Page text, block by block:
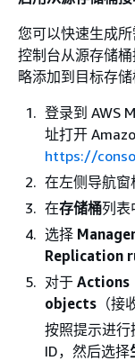
您可以快速生成
控制台从源存储
略添加到目标存储
登录到 AWS
址打开
https://
在左侧导航窗
在存储桶列表
选择
Replication
对于 Actions
objects （接
按照提示进行
ID，然后选择